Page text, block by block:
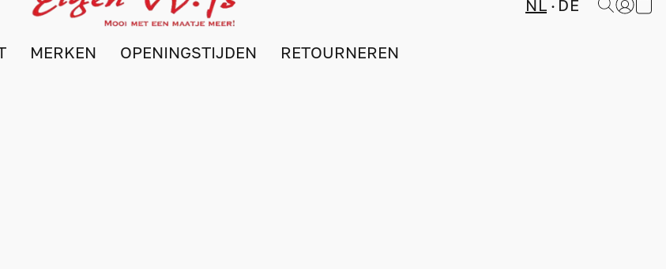
NL DE
MERKEN OPENINGSTIJDEN RETOURNEREN